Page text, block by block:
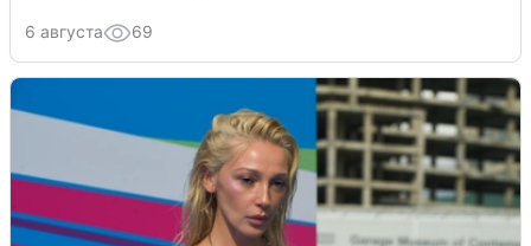
6 августа 69